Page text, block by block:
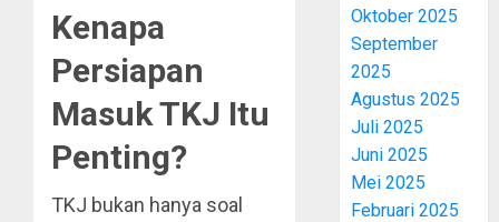
Kenapa
Persiapan
Masuk TKJ Itu
Penting?
TKJ bukan hanya soal
Oktober 2025
September
2025
Agustus 2025
Juli 2025
Juni 2025
Mei 2025
Februari 2025